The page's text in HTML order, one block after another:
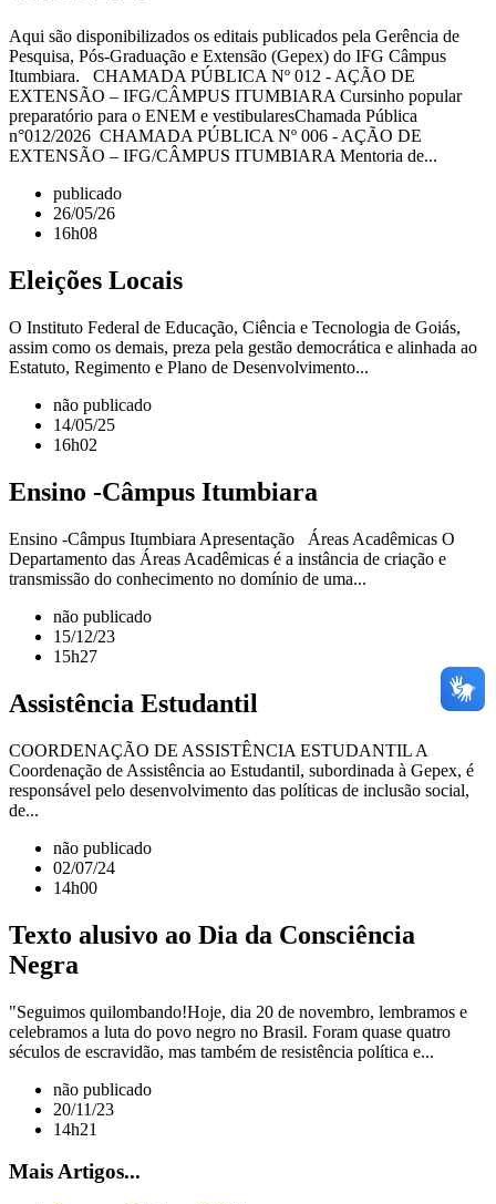
Aqui são disponibilizados os editais publicados pela Gerência de
Pesquisa, Pós-Graduação e Extensão (Gepex) do IFG Câmpus
Itumbiara. CHAMADA PÚBLICA Nº 012 - AÇÃO DE
EXTENSÃO – IFG/CÂMPUS ITUMBIARA Cursinho popular
preparatório para o ENEM e vestibularesChamada Pública
n°012/2026 CHAMADA PÚBLICA Nº 006 - AÇÃO DE
EXTENSÃO – IFG/CÂMPUS ITUMBIARA Mentoria de...
publicado
26/05/26
16h08
Eleições Locais
O Instituto Federal de Educação, Ciência e Tecnologia de Goiás,
assim como os demais, preza pela gestão democrática e alinhada ao
Estatuto, Regimento e Plano de Desenvolvimento...
não publicado
14/05/25
16h02
Ensino -Câmpus Itumbiara
Ensino -Câmpus Itumbiara Apresentação Áreas Acadêmicas O
Departamento das Áreas Acadêmicas é a instância de criação e
transmissão do conhecimento no domínio de uma...
não publicado
15/12/23
15h27
Assistência Estudantil
COORDENAÇÃO DE ASSISTÊNCIA ESTUDANTIL A
Coordenação de Assistência ao Estudantil, subordinada à Gepex, é
responsável pelo desenvolvimento das políticas de inclusão social,
de...
não publicado
02/07/24
14h00
Texto alusivo ao Dia da Consciência
Negra
"Seguimos quilombando!Hoje, dia 20 de novembro, lembramos e
celebramos a luta do povo negro no Brasil. Foram quase quatro
séculos de escravidão, mas também de resistência política e...
não publicado
20/11/23
14h21
Mais Artigos...